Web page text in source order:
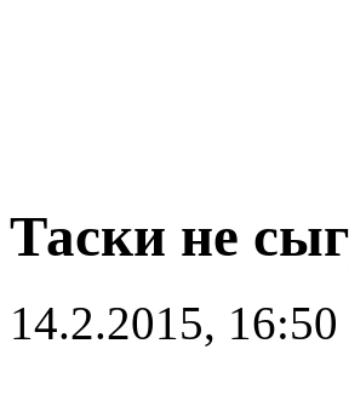
Таски не
14.2.2015, 16:50